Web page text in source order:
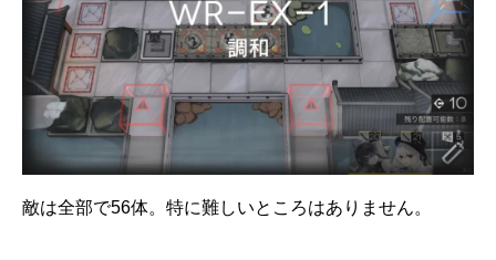
敵は全部で56体。特に難しいところはありません。